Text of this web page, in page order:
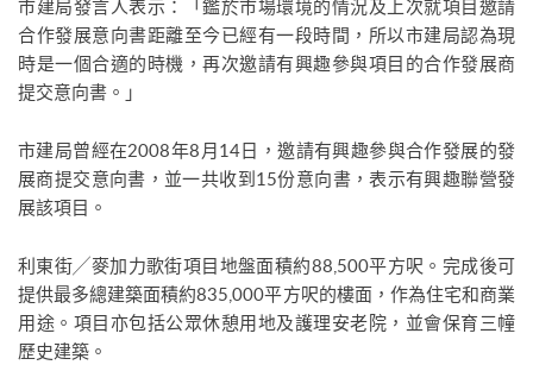
市建局發言人表示：「鑑於市場環境的情況及上次就項目邀請
合作發展意向書距離至今已經有一段時間，所以市建局認為現
時是一個合適的時機，再次邀請有興趣參與項目的合作發展商
提交意向書。」
市建局曾經在2008年8月14日，邀請有興趣參與合作發展的發
展商提交意向書，並一共收到15份意向書，表示有興趣聯營發
展該項目。
利東街╱麥加力歌街項目地盤面積約88,500平方呎。完成後可
提供最多總建築面積約835,000平方呎的樓面，作為住宅和商業
用途。項目亦包括公眾休憩用地及護理安老院，並會保育三幢
歷史建築。